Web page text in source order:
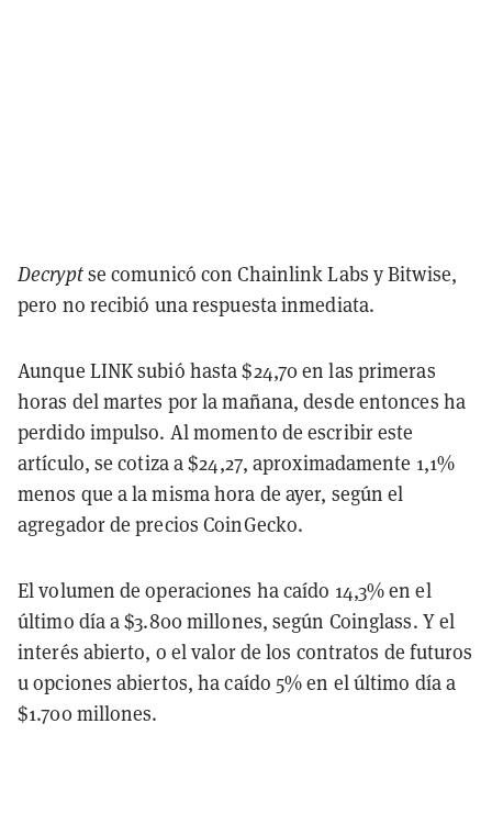
Decryptse comunicó con Chainlink Labs y Bitwise,
pero no recibió una respuesta inmediata.
Aunque LINK subió hasta $24,70 en las primeras
horas del martes por la mañana, desde entonces ha
perdido impulso. Al momento de escribir este
artículo, se cotiza a $24,27, aproximadamente 1,1%
menos que a la misma hora de ayer, según el
agregador de precios CoinGecko.
El volumen de operaciones ha caído 14,3% en el
último día a $3.800 millones, según Coinglass. Y el
interés abierto, o el valor de los contratos de futuros
u opciones abiertos, ha caído 5% en el último día a
$1.700 millones.